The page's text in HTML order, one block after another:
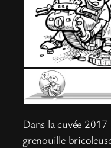
Dans la cuvée
grenouille